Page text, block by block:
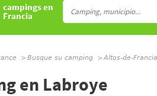
campingsen
Francia
Busque su camping Altos-de-Francia
en Labroye